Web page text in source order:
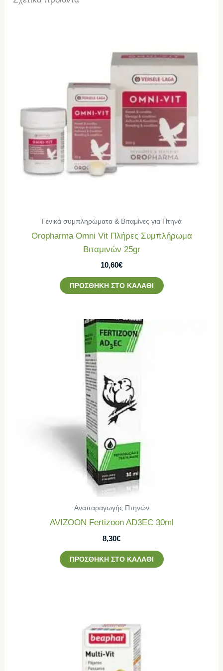
Γενικά συμπληρώματα & Βιταμίνες για Πτηνά
Oropharma Omni Vit Πλήρες Συμπλήρωμα
Βιταμινών 25gr
10,60€
ΠΡΟΣΘΉΚΗ ΣΤΟ ΚΑΛΆΘΙ
Αναπαραγωγής Πτηνών
AVIZOON Fertizoon AD3EC 30ml
8,30€
ΠΡΟΣΘΉΚΗ ΣΤΟ ΚΑΛΆΘΙ